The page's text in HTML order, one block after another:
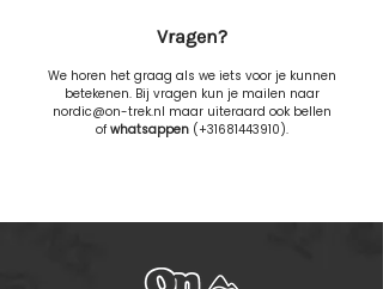
Vragen?
We horen het graag als we iets voor je kunnen
betekenen. Bij vragen kun je mailen naar
nordic@on-trek.nl maar uiteraard ook bellen
of whatsappen (+31681443910).